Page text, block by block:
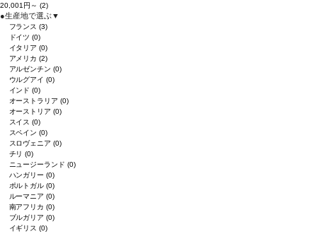
20,001円～ (2)
●生産地で選ぶ▼
フランス(3)
ドイツ(0)
イタリア(0)
アメリカ(2)
アルゼンチン(0)
ウルグアイ(0)
インド(0)
オーストラリア(0)
オーストリア(0)
スイス(0)
スペイン(0)
スロヴェニア(0)
チリ(0)
ニュージーランド(0)
ハンガリー(0)
ポルトガル(0)
ルーマニア(0)
南アフリカ(0)
ブルガリア(0)
イギリス(0)